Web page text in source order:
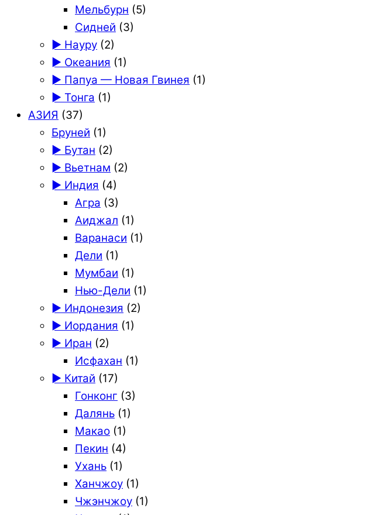
Мельбурн (5)
Сидней (3)
► Науру (2)
► Океания (1)
► Папуа — Новая Гвинея (1)
► Тонга (1)
АЗИЯ (37)
Бруней (1)
► Бутан (2)
► Вьетнам (2)
► Индия (4)
Агра (3)
Аиджал (1)
Варанаси (1)
Дели (1)
Мумбаи (1)
Нью-Дели (1)
► Индонезия (2)
► Иордания (1)
► Иран (2)
Исфахан (1)
► Китай (17)
Гонконг (3)
Далянь (1)
Макао (1)
Пекин (4)
Ухань (1)
Ханчжоу (1)
Чжэнчжоу (1)